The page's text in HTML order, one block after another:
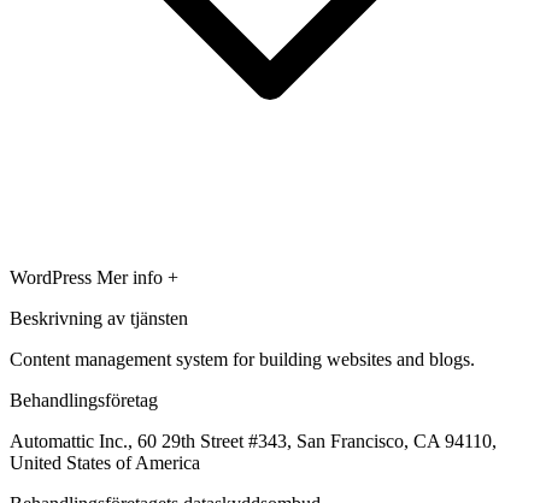
WordPress Mer info +
Beskrivning av tjänsten
Content management system for building websites and blogs.
Behandlingsföretag
Automattic Inc., 60 29th Street #343, San Francisco, CA 94110,
United States of America